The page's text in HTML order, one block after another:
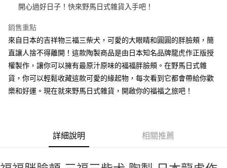
國泰世華商業銀行
兆豐國際商業銀行
匯豐（台灣）商業銀行
聯邦商業銀行
遠東國際商業銀行
元大商業銀行
永豐商業銀行
台新國際商業銀行
中國信託商業銀行
台灣樂天信用卡公司
街口支付
悠遊付
Google Pay
ATM付款
每筆NT$65，滿NT$999(含以上)免運費
付款後全家取貨
開心過好日子！快來野馬日式雜貨入手吧！
銷售重點
來自日本的吉祥物三福三柴犬，可愛的大眼睛和圓圓的胖臉頰，簡
直讓人捨不得離開！這款陶製商品是由日本知名品牌龍虎作正版授
權製作，讓你可以擁有最原汁原味的福福胖臉頰。在野馬日式雜
貨，你可以輕鬆收藏這款可愛的緣起物，每次看到它都會帶給你歡
樂和好運。現在就來野馬日式雜貨，開啟你的福福之旅吧！
詳細說明 相關推薦